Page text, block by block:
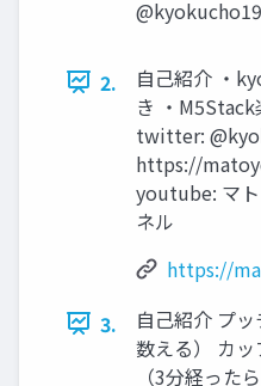
2.
自己紹介 ・
き ・
twitter:
https://
youtube: マ
ネル
https://
3.
自己紹介 プ
数える） カ
（3分経った